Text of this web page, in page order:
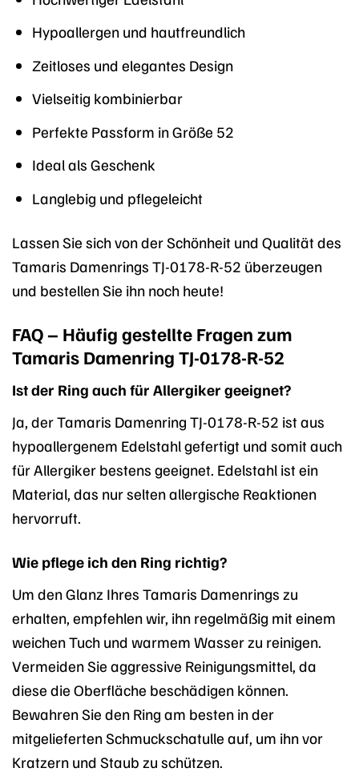
Hypoallergen und hautfreundlich
Zeitloses und elegantes Design
Vielseitig kombinierbar
Perfekte Passform in Größe 52
Ideal als Geschenk
Langlebig und pflegeleicht
Lassen Sie sich von der Schönheit und Qualität des
Tamaris Damenrings TJ-0178-R-52 überzeugen
und bestellen Sie ihn noch heute!
FAQ – Häufig gestellte Fragen zum
Tamaris Damenring TJ-0178-R-52
Ist der Ring auch für Allergiker geeignet?
Ja, der Tamaris Damenring TJ-0178-R-52 ist aus
hypoallergenem Edelstahl gefertigt und somit auch
für Allergiker bestens geeignet. Edelstahl ist ein
Material, das nur selten allergische Reaktionen
hervorruft.
Wie pflege ich den Ring richtig?
Um den Glanz Ihres Tamaris Damenrings zu
erhalten, empfehlen wir, ihn regelmäßig mit einem
weichen Tuch und warmem Wasser zu reinigen.
Vermeiden Sie aggressive Reinigungsmittel, da
diese die Oberfläche beschädigen können.
Bewahren Sie den Ring am besten in der
mitgelieferten Schmuckschatulle auf, um ihn vor
Kratzern und Staub zu schützen.